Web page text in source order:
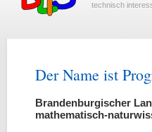
technisch
Der Name ist
Brandenburgischer
mathematisch-